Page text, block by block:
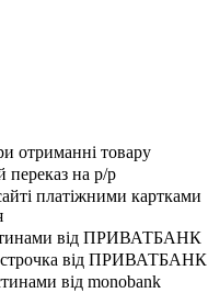
отриманні товару
переказ на р/р
платіжними картками
від ПРИВАТБАНК
від ПРИВАТБАНК
від monobank